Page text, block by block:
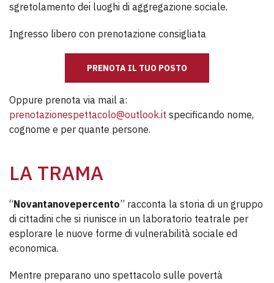
sgretolamento dei luoghi di aggregazione sociale.
Ingresso libero con prenotazione consigliata
PRENOTA IL TUO POSTO
Oppure prenota via mail a:
prenotazionespettacolo@outlook.it specificando nome,
cognome e per quante persone.
LA TRAMA
“Novantanovepercento” racconta la storia di un gruppo
di cittadini che si riunisce in un laboratorio teatrale per
esplorare le nuove forme di vulnerabilità sociale ed
economica.
Mentre preparano uno spettacolo sulle povertà